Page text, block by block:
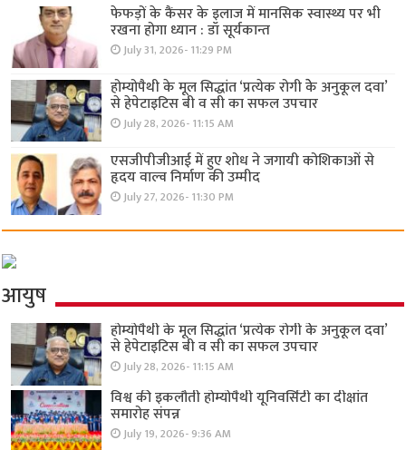
फेफड़ों के कैंसर के इलाज में मानसिक स्वास्थ्य पर भी
रखना होगा ध्यान : डॉ सूर्यकान्त
July 31, 2026- 11:29 PM
होम्योपैथी के मूल सिद्धांत ‘प्रत्येक रोगी केे अनुकूल दवा’
से हेपेटाइटिस बी व सी का सफल उपचार
July 28, 2026- 11:15 AM
एसजीपीजीआई में हुए शोध ने जगायी कोशिकाओं से
हृदय वाल्व निर्माण की उम्मीद
July 27, 2026- 11:30 PM
आयुष
होम्योपैथी के मूल सिद्धांत ‘प्रत्येक रोगी केे अनुकूल दवा’
से हेपेटाइटिस बी व सी का सफल उपचार
July 28, 2026- 11:15 AM
विश्व की इकलौती होम्योपैथी यूनिवर्सिटी का दीक्षांत
समारोह संपन्न
July 19, 2026- 9:36 AM